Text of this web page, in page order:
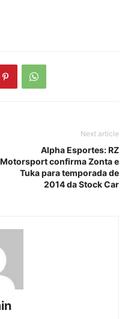
Next article
Alpha Esportes: RZ
Motorsport confirma Zonta e
Tuka para temporada de
2014 da Stock Car